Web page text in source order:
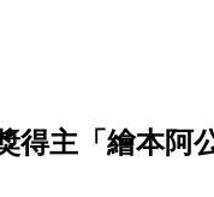
得主「繪本阿